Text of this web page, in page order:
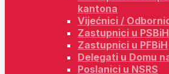
kantona
Vijećnici /
Zastupnici u PSBiH
Zastupnici u PFBiH
Delegati u Domu
Poslanici u NSRS